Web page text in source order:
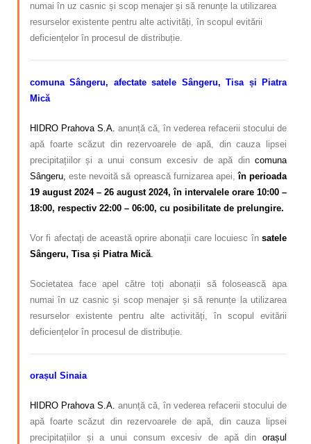
numai în uz casnic și scop menajer și să renunțe la utilizarea
resurselor existente pentru alte activități, în scopul evitării
deficiențelor în procesul de distribuție.
comuna Sângeru, afectate satele Sângeru, Tisa și Piatra
Mică
HIDRO Prahova S.A. anunță că, în vederea refacerii stocului de
apă foarte scăzut din rezervoarele de apă, din cauza lipsei
precipitațiilor și a unui consum excesiv de apă din comuna
Sângeru, este nevoită să oprească furnizarea apei,în perioada
19 august 2024 – 26 august 2024, în intervalele orare 10:00 –
18:00, respectiv 22:00 – 06:00, cu posibilitate de prelungire.
Vor fi afectați de această oprire abonații care locuiesc în satele
Sângeru, Tisa și Piatra Mică
Societatea face apel către toți abonații să folosească apa
numai în uz casnic și scop menajer și să renunțe la utilizarea
resurselor existente pentru alte activități, în scopul evitării
deficiențelor în procesul de distribuție.
orașul Sinaia
HIDRO Prahova S.A. anunță că, în vederea refacerii stocului de
apă foarte scăzut din rezervoarele de apă, din cauza lipsei
precipitațiilor și a unui consum excesiv de apă din orașul